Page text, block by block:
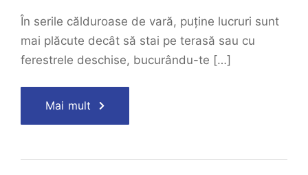
În serile călduroase de vară, puține lucruri sunt
mai plăcute decât să stai pe terasă sau cu
ferestrele deschise, bucurându-te […]
Mai mult